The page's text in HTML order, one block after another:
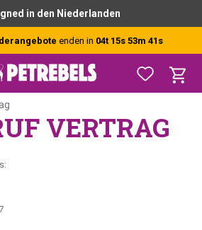
in den Niederlanden
enden in 04t 15s 53m 40s
VERTRAG